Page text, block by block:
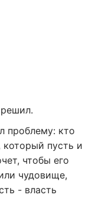
проблему: кто
пусть и
чтобы его
чудовище,
- власть